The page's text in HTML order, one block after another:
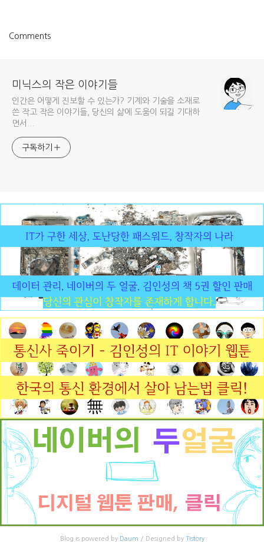
Comments
미닉스의 작은 이야기들
인간은 어떻게 진보할 수 있는가? 기계와 기술을 소재로
쓴 작고 작은 이야기들, 당신의 삶에 도움이 되길 기대하
면서...
구독하기
Blog is powered by Daum / Designed by Tistory